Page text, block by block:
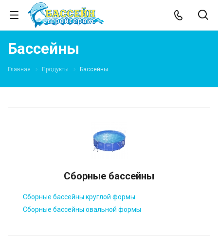
Бассейны
Главная Продукты Бассейны
Сборные бассейны
Сборные бассейны круглой формы
Сборные бассейны овальной формы